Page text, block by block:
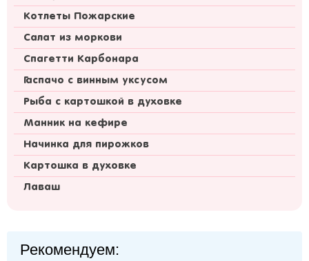
Котлеты Пожарские
Салат из моркови
Спагетти Карбонара
Гаспачо с винным уксусом
Рыба с картошкой в духовке
Манник на кефире
Начинка для пирожков
Картошка в духовке
Лаваш
Рекомендуем: